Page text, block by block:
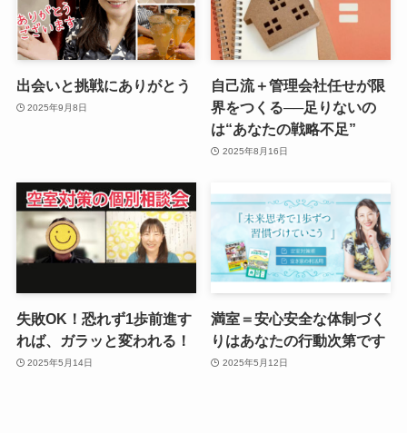
出会いと挑戦にありがとう
2025年9月8日
自己流＋管理会社任せが限
界をつくる──足りないの
は“あなたの戦略不足”
2025年8月16日
失敗OK！恐れず1歩前進す
れば、ガラッと変われる！
2025年5月14日
満室＝安心安全な体制づく
りはあなたの行動次第です
2025年5月12日